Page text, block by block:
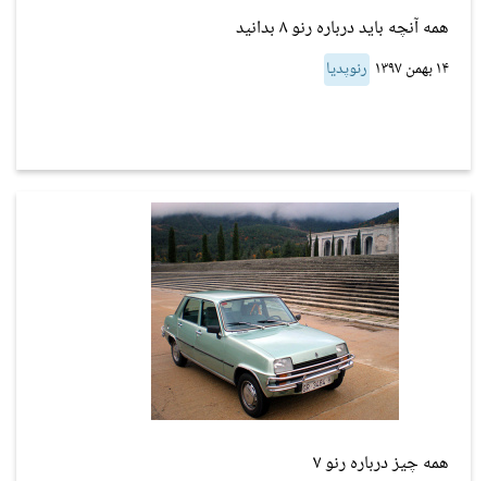
همه آنچه باید درباره رنو ۸ بدانید
۱۴ بهمن ۱۳۹۷ رنوپدیا
همه چیز درباره رنو ۷